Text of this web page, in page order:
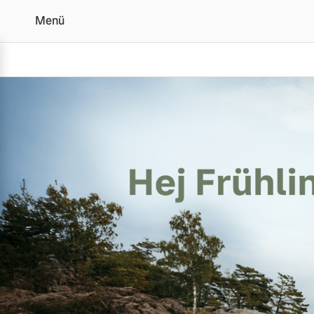
Volvo Frühjahrscheck
Menü